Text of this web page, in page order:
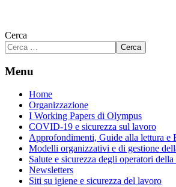
Cerca
Cerca
Menu
Home
Organizzazione
I Working Papers di Olympus
COVID-19 e sicurezza sul lavoro
Approfondimenti, Guide alla lettura e
Modelli organizzativi e di gestione
Salute e sicurezza degli operatori della
Newsletters
Siti su igiene e sicurezza del lavoro